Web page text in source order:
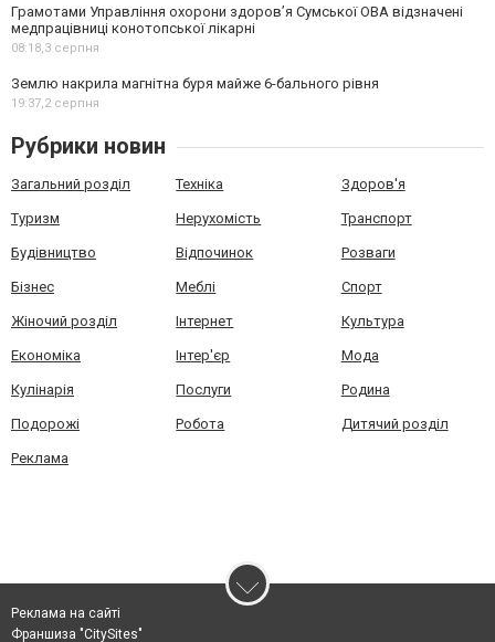
Грамотами Управління охорони здоров’я Сумської ОВА відзначені
медпрацівниці конотопської лікарні
08:18,3 серпня
Землю накрила магнітна буря майже 6-бального рівня
19:37,2 серпня
Рубрики новин
Загальний розділ Техніка Здоров'я
Туризм Нерухомість Транспорт
Будівництво Відпочинок Розваги
Бізнес Меблі Спорт
Жіночий розділ Інтернет Культура
Економіка Інтер'єр Мода
Кулінарія Послуги Родина
Подорожі Робота Дитячий розділ
Реклама
Реклама на сайті
Франшиза "CitySites"